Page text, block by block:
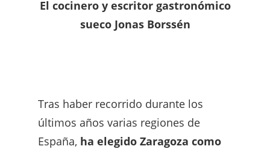
El cocinero y escritor gastronómico
sueco Jonas Borssén
Tras haber recorrido durante los
últimos años varias regiones de
España, ha elegido Zaragoza como